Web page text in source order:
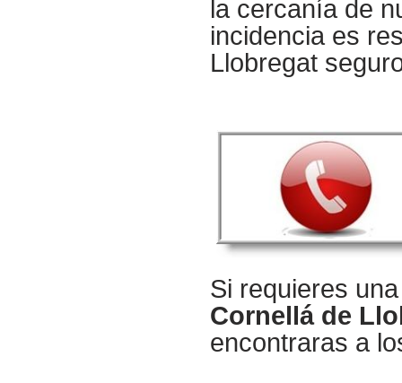
la cercanía de
incidencia es
Llobregat
Si requieres
Cornellá de
encontraras a